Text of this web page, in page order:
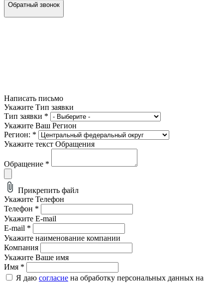
Обратный звонок
Написать письмо
Укажите Тип заявки
Тип заявки *
Укажите Ваш Регион
Регион: *
Укажите текст Обращения
Обращение *
Прикрепить файл
Укажите Телефон
Телефон *
Укажите E-mail
E-mail *
Укажите наименование компании
Компания
Укажите Ваше имя
Имя *
Я даю согласие на обработку персональных данных на